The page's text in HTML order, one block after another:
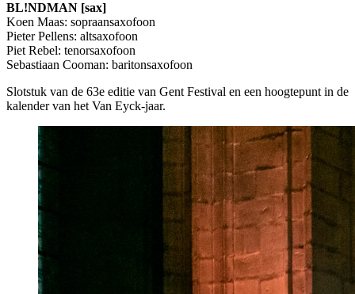
BL!NDMAN [sax]
Koen Maas: sopraansaxofoon
Pieter Pellens: altsaxofoon
Piet Rebel: tenorsaxofoon
Sebastiaan Cooman: baritonsaxofoon
Slotstuk van de 63e editie van Gent Festival en een hoogtepunt in de
kalender van het Van Eyck-jaar.